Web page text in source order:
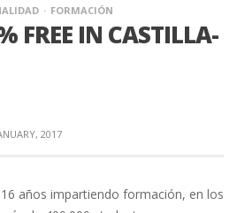
FORMACIÓN
FREE IN CASTILLA-
2017
años impartiendo formación, en los